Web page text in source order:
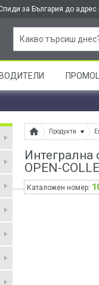
за България до
Продукти
Интегрална
OPEN-
Каталожен номер: